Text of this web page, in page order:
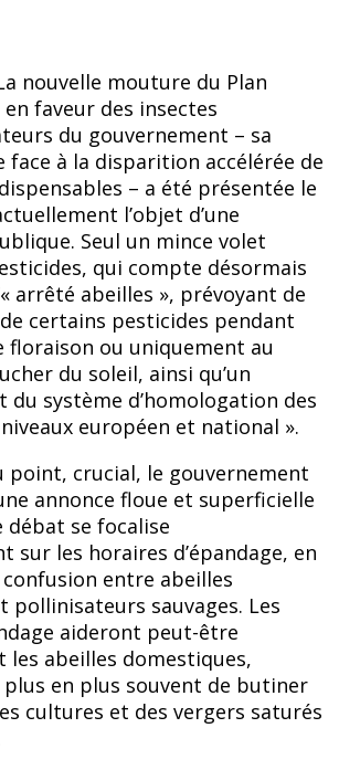
nouvelle mouture du Plan
faveur des insectes
du gouvernement – sa
à la disparition accélérée de
– a été présentée le
l’objet d’une
Seul un mince volet
qui compte désormais
arrêté abeilles », prévoyant de
certains pesticides pendant
floraison ou uniquement au
du soleil, ainsi qu’un
du système d’homologation des
européen et national ».
point, crucial, le gouvernement
annonce floue et superficielle
débat se focalise
sur les horaires d’épandage, en
entre abeilles
pollinisateurs sauvages. Les
aideront peut-être
les abeilles domestiques,
en plus souvent de butiner
cultures et des vergers saturés